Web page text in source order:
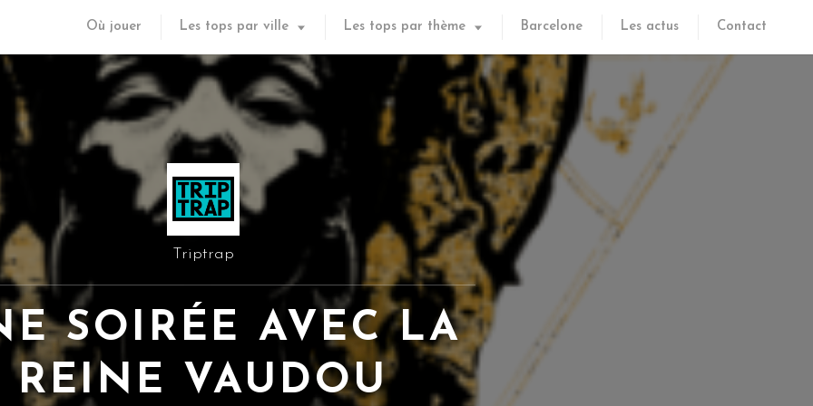
Où jouer Les tops par ville Les tops par thème Barcelone Les actus Contact
Triptrap
SOIRÉE AVEC LA
REINE VAUDOU